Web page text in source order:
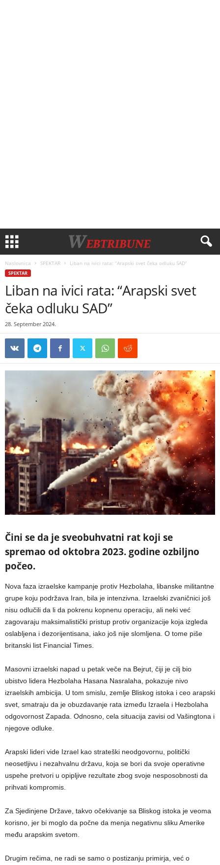
Naslovnica SPEKTAR Liban na ivici rata: “Arapski svet čeka odluku SAD”
SPEKTAR
Liban na ivici rata: “Arapski svet
čeka odluku SAD”
28. September 2024.
Čini se da je sveobuhvatni rat koji se
spremao od oktobra 2023. godine ozbiljno
počeo.
Nova faza izraelske kampanje protiv Hezbolaha, libanske militantne
grupe koju podržava Iran, bila je intenzivna. Izraelski zvaničnici još
nisu odlučili da li da pokrenu kopnenu operaciju, ali neki već
zagovaraju maksimalistički pristup protiv organizacije koja izgleda
oslabljena i dezorijentisana, iako još nije slomljena. O tome piše
britanski list Financial Times.
Masovni izraelski napad u petak veče na Bejrut, čiji je cilj bio
ubistvo lidera Hezbolaha Hasana Nasralaha, pokazuje nivo
izraelskih ambicija. U tom smislu, zemlje Bliskog istoka i ceo arapski
svet, smatraju da je obuzdavanje rata između Izraela i Hezbolaha
odgovornost Zapada. Odnosno, cela situacija zavisi od Vašingtona i
njegove odluke.
Arapski lideri vide Izrael kao strateški neodgovornu, politički
neosetljivu i nezahvalnu državu, koja se bori da svoje operativne
uspehe pretvori u opipljive rezultate zbog svoje nesposobnosti da
prihvati kompromis.
Za Sjedinjene Države, takvo očekivanje sa Bliskog istoka je veoma
korisno, jer bi moglo da počne da menja negativnu sliku Amerike
među arapskim svetom.
Drugim rečima, ne radi se samo o postizanju primirja, već o